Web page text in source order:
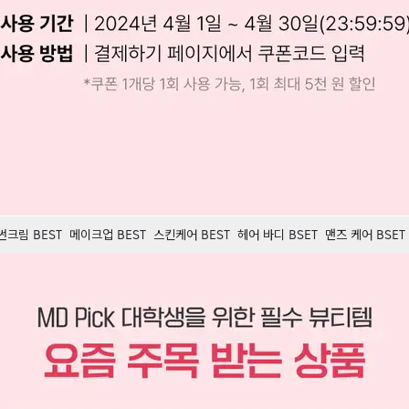
크림 BEST 메이크업 BEST 스킨케어 BEST 헤어 바디 BSET 맨즈 케어 BSET